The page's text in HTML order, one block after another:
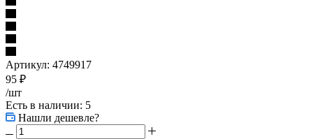
Артикул: 4749917
95 ₽
/шт
Есть в наличии: 5
Нашли дешевле?